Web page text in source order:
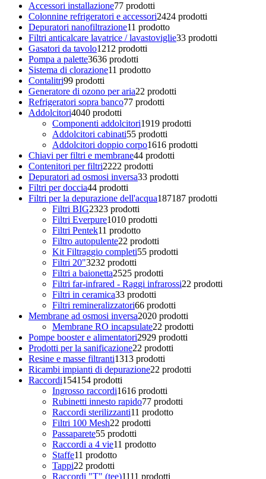
Accessori installazione77 prodotti
Colonnine refrigeratori e accessori2424 prodotti
Depuratori nanofiltrazione11 prodotto
Filtri anticalcare lavatrice / lavastoviglie33 prodotti
Gasatori da tavolo1212 prodotti
Pompa a palette3636 prodotti
Sistema di clorazione11 prodotto
Contalitri99 prodotti
Generatore di ozono per aria22 prodotti
Refrigeratori sopra banco77 prodotti
Addolcitori4040 prodotti
Componenti addolcitori1919 prodotti
Addolcitori cabinati55 prodotti
Addolcitori doppio corpo1616 prodotti
Chiavi per filtri e membrane44 prodotti
Contenitori per filtri2222 prodotti
Depuratori ad osmosi inversa33 prodotti
Filtri per doccia44 prodotti
Filtri per la depurazione dell'acqua187187 prodotti
Filtri BIG2323 prodotti
Filtri Everpure1010 prodotti
Filtri Pentek11 prodotto
Filtro autopulente22 prodotti
Kit Filtraggio completi55 prodotti
Filtri 20"3232 prodotti
Filtri a baionetta2525 prodotti
Filtri far-infrared - Raggi infrarossi22 prodotti
Filtri in ceramica33 prodotti
Filtri remineralizzatori66 prodotti
Membrane ad osmosi inversa2020 prodotti
Membrane RO incapsulate22 prodotti
Pompe booster e alimentatori2929 prodotti
Prodotti per la sanificazione22 prodotti
Resine e masse filtranti1313 prodotti
Ricambi impianti di depurazione22 prodotti
Raccordi154154 prodotti
Ingrosso raccordi1616 prodotti
Rubinetti innesto rapido77 prodotti
Raccordi sterilizzanti11 prodotto
Filtri 100 Mesh22 prodotti
Passaparete55 prodotti
Raccordi a 4 vie11 prodotto
Staffe11 prodotto
Tappi22 prodotti
Raccordi "T" (tee)1111 prodotti